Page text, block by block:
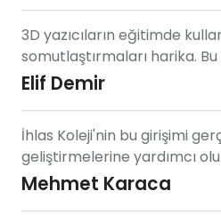
3D yazıcıların eğitimde
somutlaştırmaları harika.
Elif Demir
İhlas Koleji'nin bu girişimi
geliştirmelerine yardımcı
Mehmet Karaca